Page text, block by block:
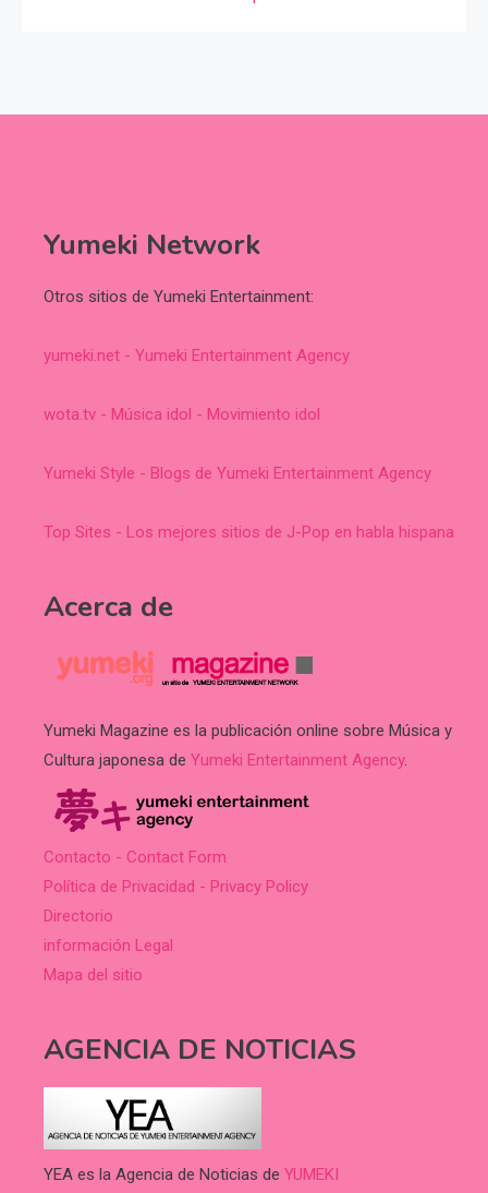
Yumeki Network
Otros sitios de Yumeki Entertainment:
yumeki.net - Yumeki Entertainment Agency
wota.tv - Música idol - Movimiento idol
Yumeki Style - Blogs de Yumeki Entertainment Agency
Top Sites - Los mejores sitios de J-Pop en habla hispana
Acerca de
Yumeki Magazine es la publicación online sobre Música y
Cultura japonesa de Yumeki Entertainment Agency.
Contacto - Contact Form
Política de Privacidad - Privacy Policy
Directorio
información Legal
Mapa del sitio
AGENCIA DE NOTICIAS
YEA es la Agencia de Noticias de YUMEKI